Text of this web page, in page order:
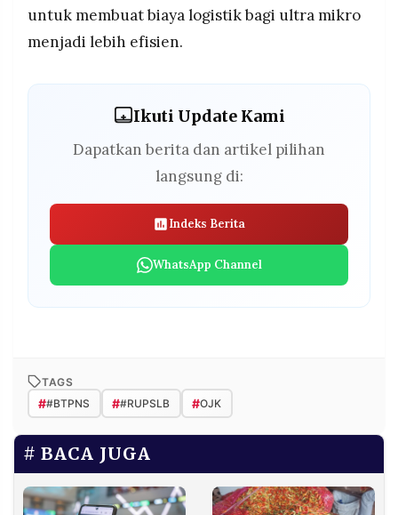
untuk membuat biaya logistik bagi ultra mikro
menjadi lebih efisien.
Ikuti Update Kami
Dapatkan berita dan artikel pilihan
langsung di:
Indeks Berita
WhatsApp Channel
TAGS
##BTPNS ##RUPSLB #OJK
BACA JUGA